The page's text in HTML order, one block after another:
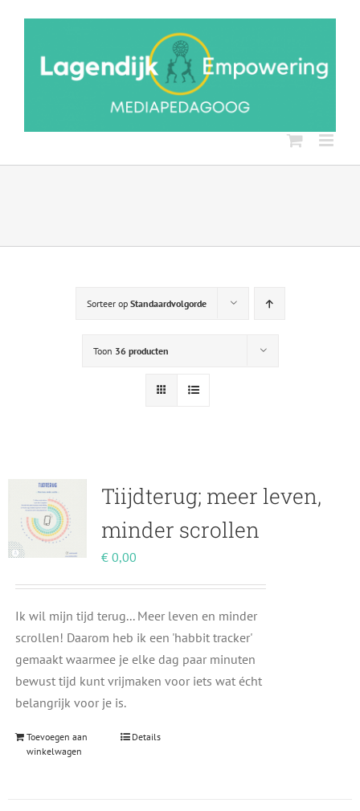
Sorteer op Standaardvolgorde
Toon 36 producten
Tiijdterug; meer leven,
minder scrollen
€0,00
Ik wil mijn tijd terug... Meer leven en minder
scrollen! Daarom heb ik een 'habbit tracker'
gemaakt waarmee je elke dag paar minuten
bewust tijd kunt vrijmaken voor iets wat écht
belangrijk voor je is.
Toevoegen aan
winkelwagen
Details